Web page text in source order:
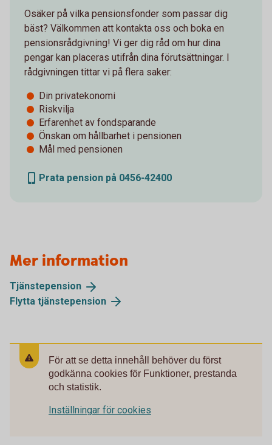
Osäker på vilka pensionsfonder som passar dig
bäst? Välkommen att kontakta oss och boka en
pensionsrådgivning! Vi ger dig råd om hur dina
pengar kan placeras utifrån dina förutsättningar. I
rådgivningen tittar vi på flera saker:
Din privatekonomi
Riskvilja
Erfarenhet av fondsparande
Önskan om hållbarhet i pensionen
Mål med pensionen
Prata pension på 0456-42400
Mer information
Tjänstepension
Flytta tjänstepension
För att se detta innehåll behöver du först
godkänna cookies för Funktioner, prestanda
och statistik.
Inställningar för cookies